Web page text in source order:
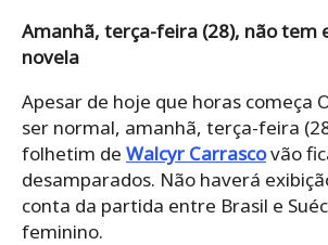
Amanhã, terça-feira (28), não tem
novela
Apesar de hoje que horas começa
ser normal, amanhã, terça-feira
folhetim de Walcyr Carrascovão
desamparados. Não haverá
conta da partida entre Brasil e
feminino.